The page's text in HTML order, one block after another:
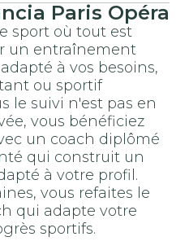
Paris Opéra
sport où tout est
un entraînement
à vos besoins,
ou sportif
le suivi n'est pas en
vous bénéficiez
un coach diplômé
qui construit un
à votre profil.
vous refaites le
qui adapte votre
sportifs.